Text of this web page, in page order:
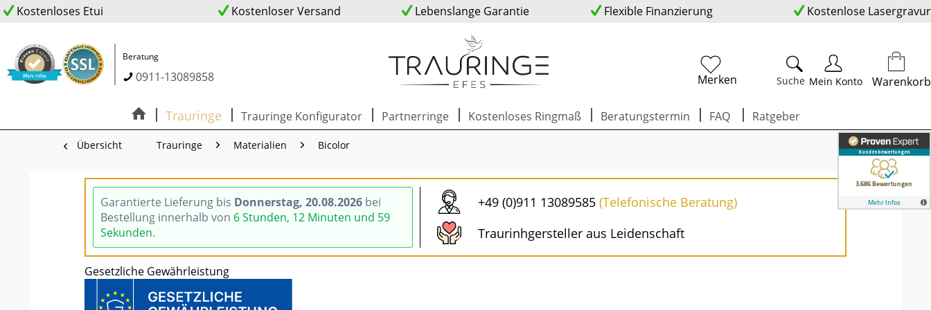
Kostenloses Etui Kostenloser Versand Lebenslange Garantie Flexible Finanzierung Kostenlose Lasergravur
Beratung
0911-13089858 Suche
Merken Mein Konto Warenkorb
Trauringe Trauringe Konfigurator Partnerringe Kostenloses Ringmaß Beratungstermin FAQ Ratgeber
Übersicht Trauringe Materialien Bicolor
Garantierte Lieferung bis Donnerstag, 20.08.2026 bei
Bestellung innerhalb von 6 Stunden, 12 Minuten und 58
Sekunden.
+49 (0)911 13089585(Telefonische Beratung)
Traurinhgersteller aus Leidenschaft
Gesetzliche Gewährleistung